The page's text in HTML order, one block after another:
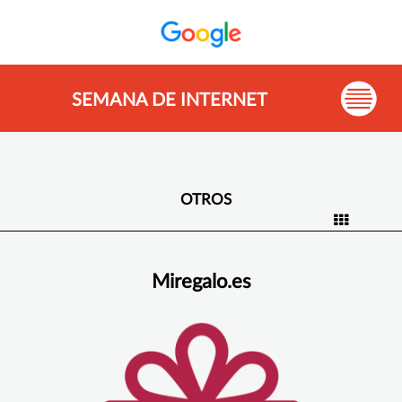
SEMANA DE INTERNET
OTROS
Miregalo.es